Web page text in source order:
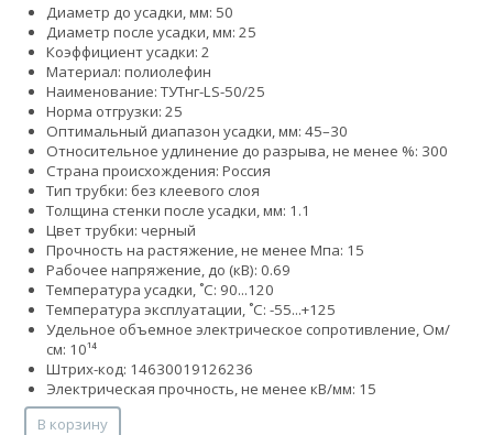
Диаметр до усадки, мм: 50
Диаметр после усадки, мм: 25
Коэффициент усадки: 2
Материал: полиолефин
Наименование: ТУТнг-LS-50/25
Норма отгрузки: 25
Оптимальный диапазон усадки, мм: 45–30
Относительное удлинение до разрыва, не менее %: 300
Страна происхождения: Россия
Тип трубки: без клеевого слоя
Толщина стенки после усадки, мм: 1.1
Цвет трубки: черный
Прочность на растяжение, не менее Мпа: 15
Рабочее напряжение, до (кВ): 0.69
Температура усадки, ˚С: 90...120
Температура эксплуатации, ˚С: -55...+125
Удельное объемное электрическое сопротивление, Ом/
см: 10¹⁴
Штрих-код: 14630019126236
Электрическая прочность, не менее кВ/мм: 15
В корзину